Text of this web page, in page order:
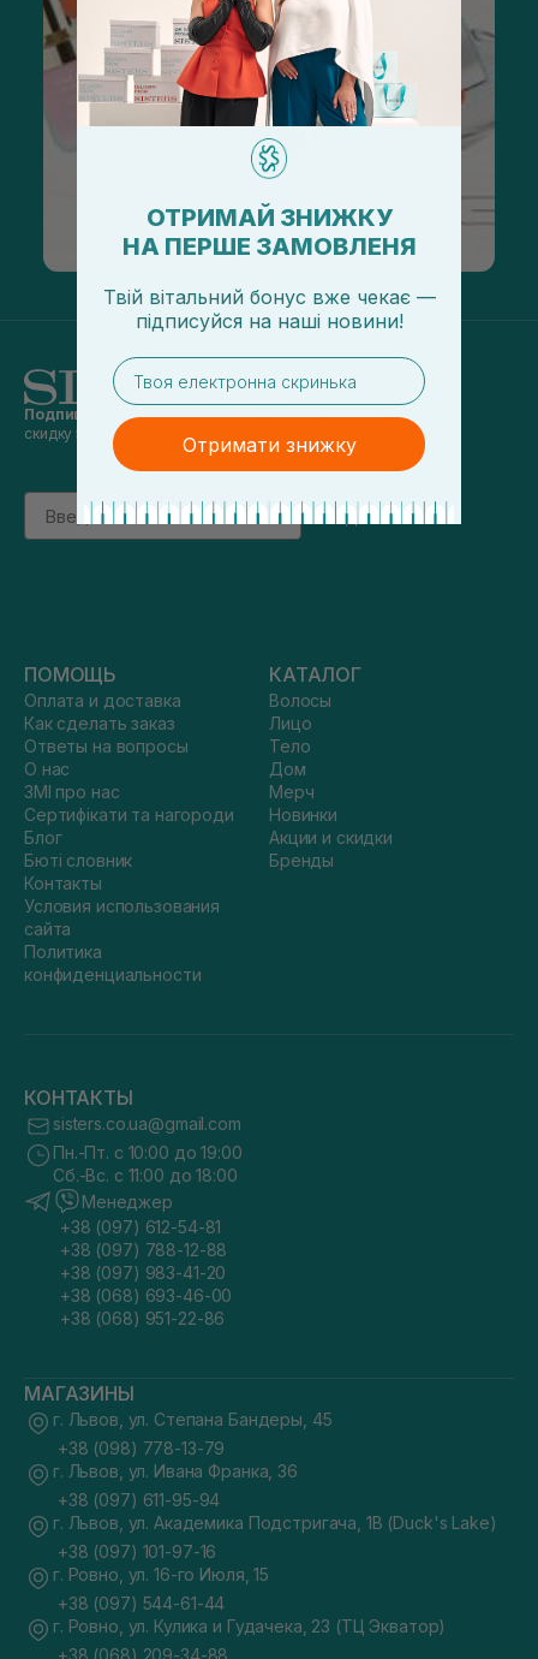
Подпишись на наши новостии получай
скидку 5% на первый заказ
Email
підписатись
ПОМОЩЬ
Оплата и доставка
Как сделать заказ
Ответы на вопросы
О нас
ЗМІ про нас
Сертифікати та нагороди
Блог
Бюті словник
Контакты
Условия использования
сайта
Политика
конфиденциальности
КАТАЛОГ
Волосы
Лицо
Тело
Дом
Мерч
Новинки
Акции и скидки
Бренды
КОНТАКТЫ
sisters.co.ua@gmail.com
Пн.-Пт. с 10:00 до 19:00
Сб.-Вс. с 11:00 до 18:00
Менеджер
+38 (097) 612-54-81
+38 (097) 788-12-88
+38 (097) 983-41-20
+38 (068) 693-46-00
+38 (068) 951-22-86
МАГАЗИНЫ
г. Львов, ул. Степана Бандеры, 45
+38 (098) 778-13-79
г. Львов, ул. Ивана Франка, 36
+38 (097) 611-95-94
г. Львов, ул. Академика Подстригача, 1В (Duck's Lake)
+38 (097) 101-97-16
г. Ровно, ул. 16-го Июля, 15
+38 (097) 544-61-44
г. Ровно, ул. Кулика и Гудачека, 23 (ТЦ Экватор)
+38 (068) 209-34-88
ОТРИМАЙ ЗНИЖКУ
НА ПЕРШЕ ЗАМОВЛЕНЯ
Твій вітальний бонус вже чекає —
підписуйся на наші новини!
email
Отримати знижку